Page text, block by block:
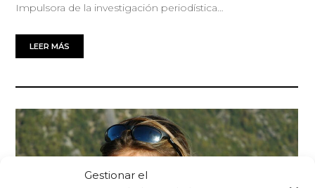
Gestionar el
Impulsora de la investigación periodística…
LEER MÁS